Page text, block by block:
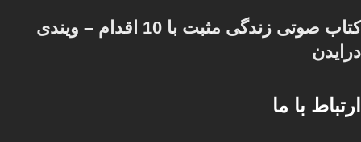
کتاب صوتی زندگی مثبت با 10 اقدام – ویندی
درایدن
ارتباط با ما